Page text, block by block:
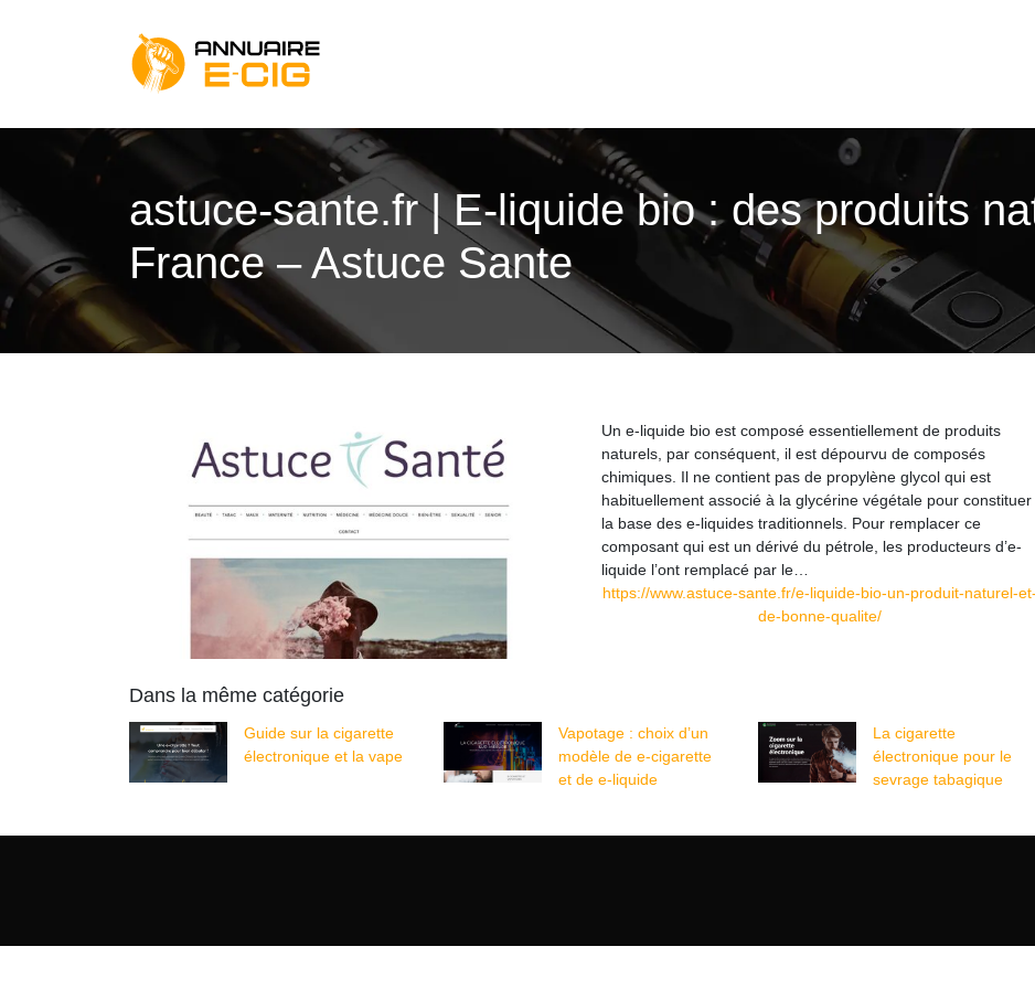
astuce-sante.fr | E-liquide bio : des produits
France – Astuce Sante
Un e-liquide bio est composé essentiellement de produits
naturels, par conséquent, il est dépourvu de composés
chimiques. Il ne contient pas de propylène glycol qui est
habituellement associé à la glycérine végétale pour constituer
la base des e-liquides traditionnels. Pour remplacer ce
composant qui est un dérivé du pétrole, les producteurs d’e-
liquide l’ont remplacé par le…
https://www.astuce-sante.fr/e-liquide-bio-un-produit-naturel-et-
de-bonne-qualite/
Dans la même catégorie
Guide sur la cigarette
électronique et la vape
Vapotage : choix d’un
modèle de e-cigarette
et de e-liquide
La cigarette
électronique pour le
sevrage tabagique